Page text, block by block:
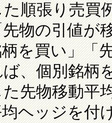
順張り売買
物の引値が
を買い」「
、個別銘柄
先物移動平
ヘッジを付